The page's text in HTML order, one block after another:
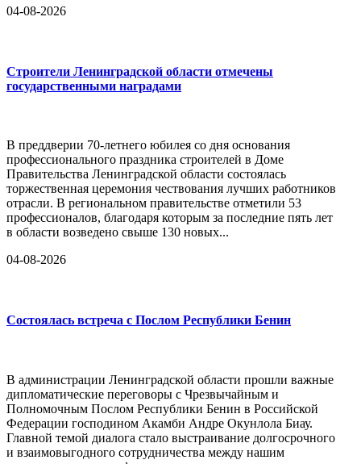
04-08-2026
Строители Ленинградской области отмечены
государственными наградами
В преддверии 70-летнего юбилея со дня основания
профессионального праздника строителей в Доме
Правительства Ленинградской области состоялась
торжественная церемония чествования лучших работников
отрасли. В региональном правительстве отметили 53
профессионалов, благодаря которым за последние пять лет
в области возведено свыше 130 новых...
04-08-2026
Состоялась встреча с Послом Республики Бенин
В администрации Ленинградской области прошли важные
дипломатические переговоры с Чрезвычайным и
Полномочным Послом Республики Бенин в Российской
Федерации господином Акамби Андре Окунлола Биау.
Главной темой диалога стало выстраивание долгосрочного
и взаимовыгодного сотрудничества между нашим